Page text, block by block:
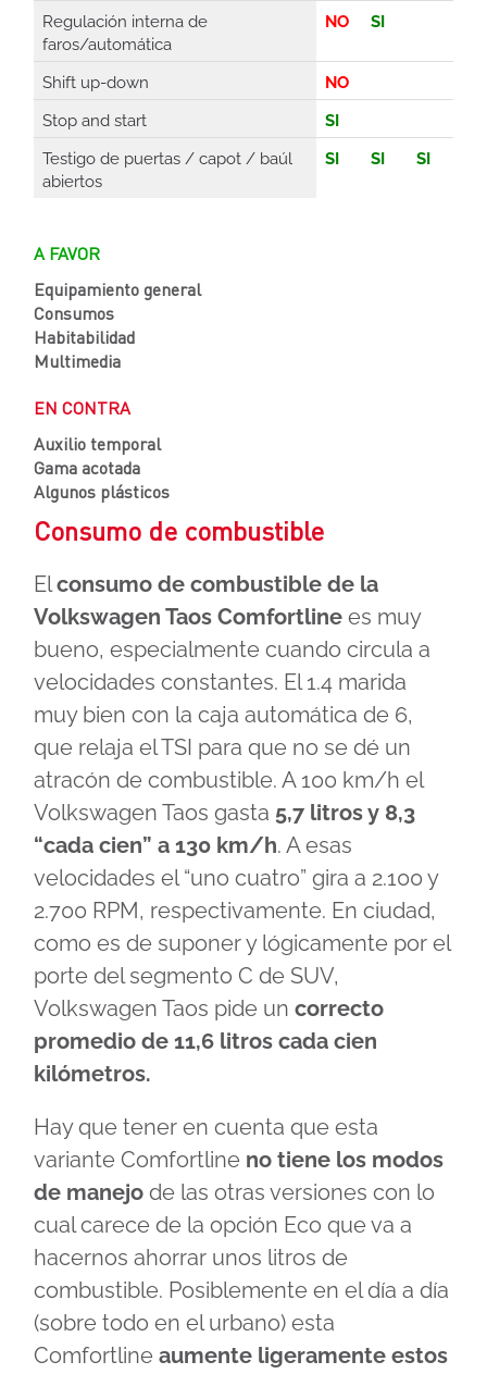
Regulación interna de
faros/automática
NO SI
Shift up-down
NO
Stop and start
SI
Testigo de puertas / capot / baúl
abiertos
SI SI SI
A FAVOR
Equipamiento general
Consumos
Habitabilidad
Multimedia
EN CONTRA
Auxilio temporal
Gama acotada
Algunos plásticos
Consumo de combustible
Elconsumo de combustible de la
Volkswagen Taos Comfortline es muy
bueno, especialmente cuando circula a
velocidades constantes. El 1.4 marida
muy bien con la caja automática de 6,
que relaja el TSI para que no se dé un
atracón de combustible. A 100 km/h el
Volkswagen Taos gasta 5,7 litros y 8,3
“cada cien” a 130 km/h. A esas
velocidades el “uno cuatro” gira a 2.100 y
2.700 RPM, respectivamente. En ciudad,
como es de suponer y lógicamente por el
porte del segmento C de SUV,
Volkswagen Taos pide un correcto
promedio de 11,6 litros cada cien
kilómetros.
Hay que tener en cuenta que esta
variante Comfortline no tiene los modos
de manejo de las otras versiones con lo
cual carece de la opción Eco que va a
hacernos ahorrar unos litros de
combustible. Posiblemente en el día a día
(sobre todo en el urbano) esta
Comfortline aumente ligeramente estos